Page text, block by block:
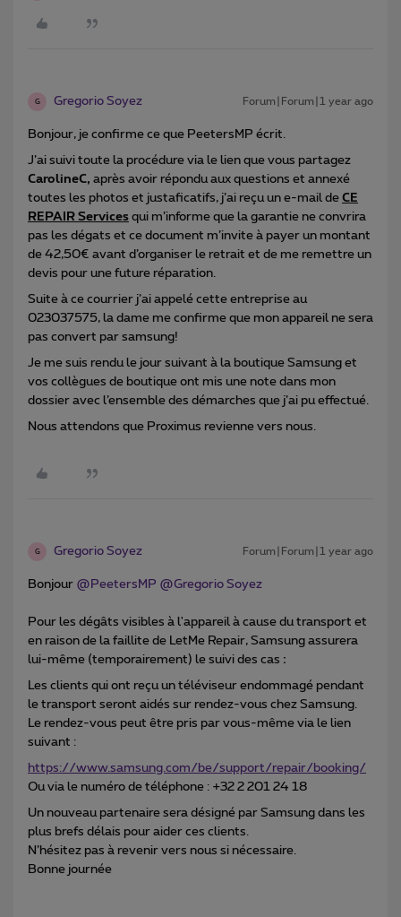
G Gregorio Soyez Forum|Forum|1 year ago
Bonjour, je confirme ce que PeetersMP écrit.
J’ai suivi toute la procédure via le lien que vous partagez
CarolineC, après avoir répondu aux questions et annexé
toutes les photos et justaficatifs, j’ai reçu un e-mail de CE
REPAIR Services qui m’informe que la garantie ne convrira
pas les dégats et ce document m’invite à payer un montant
de 42,50€ avant d’organiser le retrait et de me remettre un
devis pour une future réparation.
Suite à ce courrier j’ai appelé cette entreprise au
023037575, la dame me confirme que mon appareil ne sera
pas convert par samsung!
Je me suis rendu le jour suivant à la boutique Samsung et
vos collègues de boutique ont mis une note dans mon
dossier avec l’ensemble des démarches que j’ai pu effectué.
Nous attendons que Proximus revienne vers nous.
G Gregorio Soyez Forum|Forum|1 year ago
Bonjour ​ @PeetersMP @Gregorio Soyez
Pour les dégâts visibles à l'appareil à cause du transport et
en raison de la faillite de LetMe Repair, Samsung assurera
lui-même (temporairement) le suivi des cas :
Les clients qui ont reçu un téléviseur endommagé pendant
le transport seront aidés sur rendez-vous chez Samsung.
Le rendez-vous peut être pris par vous-même via le lien
suivant :
https://www.samsung.com/be/support/repair/booking/
Ou via le numéro de téléphone : +32 2 201 24 18
Un nouveau partenaire sera désigné par Samsung dans les
plus brefs délais pour aider ces clients.
N’hésitez pas à revenir vers nous si nécessaire.
Bonne journée